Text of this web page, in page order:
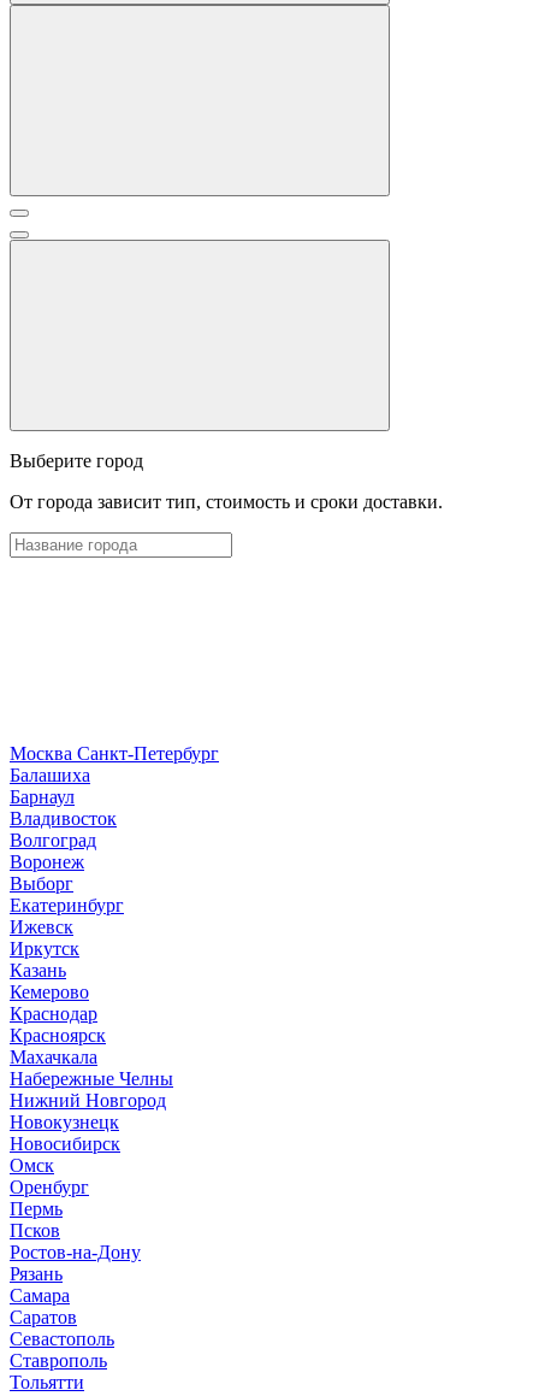
Выберите город
От города зависит тип, стоимость и сроки доставки.
Москва Санкт-Петербург
Балашиха
Барнаул
Владивосток
Волгоград
Воронеж
Выборг
Екатеринбург
Ижевск
Иркутск
Казань
Кемерово
Краснодар
Красноярск
Махачкала
Набережные Челны
Нижний Новгород
Новокузнецк
Новосибирск
Омск
Оренбург
Пермь
Псков
Ростов-на-Дону
Рязань
Самара
Саратов
Севастополь
Ставрополь
Тольятти